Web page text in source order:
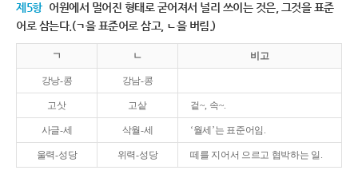
제5항 어원에서 멀어진 형태로 굳어져서 널리 쓰이는 것은, 그것을 표준
어로 삼는다.(ㄱ을 표준어로 삼고, ㄴ을 버림.)
ㄱ ㄴ 비고
강낭-콩 강남-콩
고삿 고샅 겉~, 속~.
사글-세 삭월-세 ‘월세’는 표준어임.
울력-성당 위력-성당 떼를 지어서 으르고 협박하는 일.